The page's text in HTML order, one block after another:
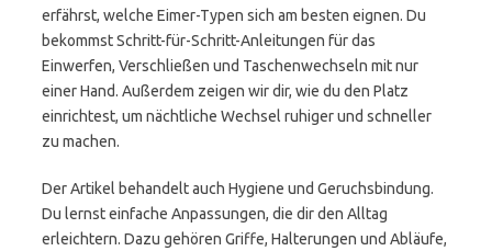
erfährst, welche Eimer-Typen sich am besten eignen. Du
bekommst Schritt-für-Schritt-Anleitungen für das
Einwerfen, Verschließen und Taschenwechseln mit nur
einer Hand. Außerdem zeigen wir dir, wie du den Platz
einrichtest, um nächtliche Wechsel ruhiger und schneller
zu machen.
Der Artikel behandelt auch Hygiene und Geruchsbindung.
Du lernst einfache Anpassungen, die dir den Alltag
erleichtern. Dazu gehören Griffe, Halterungen und Abläufe,